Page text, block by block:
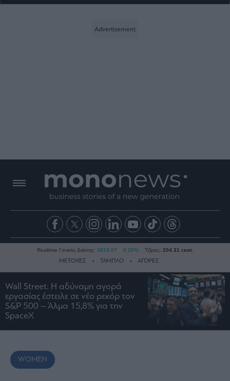
Ειδήσεις
Οικονομία
Business
Ναυτιλία
Realtime Γενικός Δείκτης: 2615.07 0.25% Τζίρος: 204.31 εκατ.
ΜΕΤΟΧΕΣ ΤΑΜΠΛΟ ΑΓΟΡΕΣ
Wall Street: Η αδύναμη αγορά
εργασίας έστειλε σε νέο ρεκόρ τον
S&P 500 – Άλμα 15,8% για την
SpaceX
WOMEN